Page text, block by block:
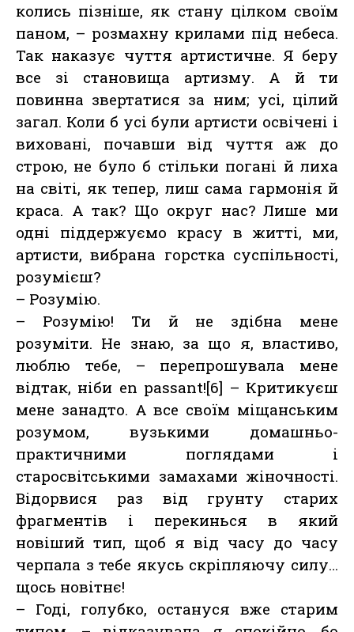
колись пізніше, як стану цілком своїм
паном, – розмахну крилами під небеса.
Так наказує чуття артистичне. Я беру
все зі становища артизму. А й ти
повинна звертатися за ним; усі, цілий
загал. Коли б усі були артисти освічені і
виховані, почавши від чуття аж до
строю, не було б стільки погані й лиха
на світі, як тепер, лиш сама гармонія й
краса. А так? Що округ нас? Лише ми
одні піддержуємо красу в житті, ми,
артисти, вибрана горстка суспільності,
розумієш?
– Розумію.
– Розумію! Ти й не здібна мене
розуміти. Не знаю, за що я, властиво,
люблю тебе, – перепрошувала мене
відтак, ніби en passant![6] – Критикуєш
мене занадто. А все своїм міщанським
розумом, вузькими домашньо-
практичними поглядами і
старосвітськими замахами жіночності.
Відорвися раз від грунту старих
фрагментів і перекинься в який
новіший тип, щоб я від часу до часу
черпала з тебе якусь скріпляючу силу…
щось новітнє!
– Годі, голубко, остануся вже старим